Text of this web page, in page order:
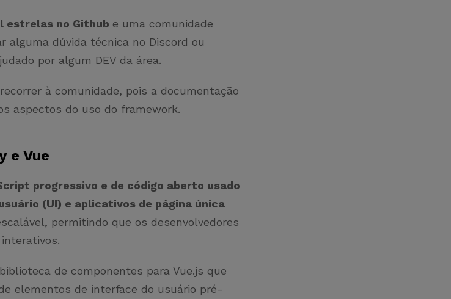
estrelas no Github e uma comunidade
alguma dúvida técnica no Discord ou
por algum DEV da área.
à comunidade, pois a documentação
aspectos do uso do framework.
e Vue
progressivo e de código aberto usado
(UI) e aplicativos de página única
permitindo que os desenvolvedores
de componentes para Vue.js que
elementos de interface do usuário pré-